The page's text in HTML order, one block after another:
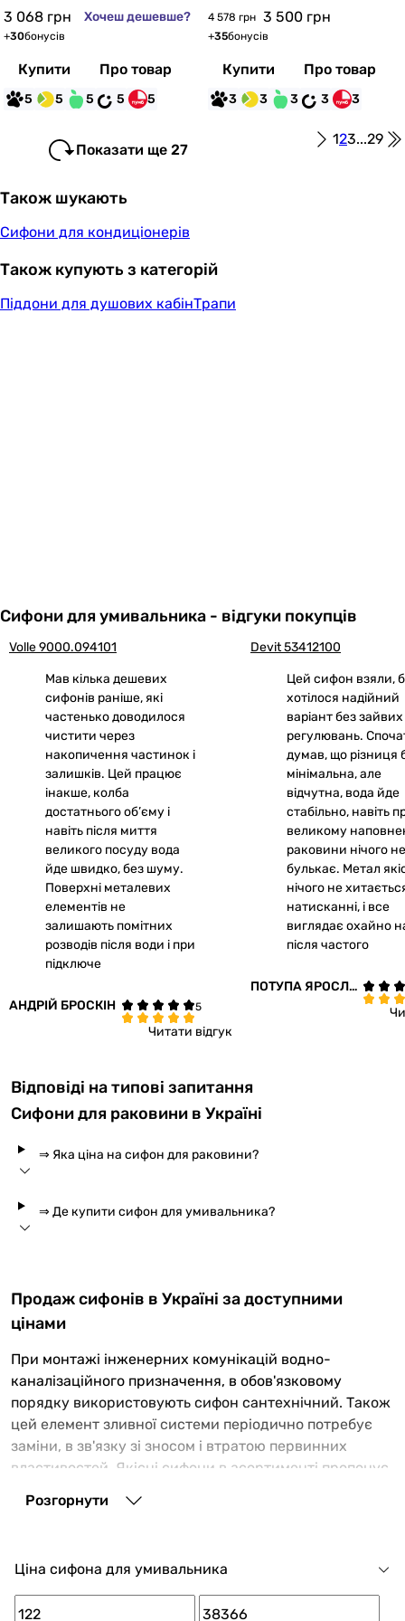
3 068 грн Хочеш дешевше?
+30бонусів
Купити Про товар
5 5 5 5 5
4 578 грн 3 500 грн
+35бонусів
Купити Про товар
3 3 3 3 3
Показати ще 27
123...29
Також шукають
Сифони для кондиціонерів
Також купують з категорій
Піддони для душових кабінТрапи
Продаж сифонів в Україні за доступними
цінами
При монтажі інженерних комунікацій водно-
каналізаційного призначення, в обов'язковому
порядку використовують сифон сантехнічний. Також
цей елемент зливної системи періодично потребує
заміни, в зв'язку зі зносом і втратою первинних
властивостей. Якісні сифони в асортименті пропонує
оптимальне поєднання відмінних експлуатаційних
Труба для зливу: для чого використовується
сифон, основні характеристики і особливості
конструкції
Розгорнути
Сифони для умивальника - відгуки покупців
Volle 9000.094101
Мав кілька дешевих
сифонів раніше, які
частенько доводилося
чистити через
накопичення частинок і
залишків. Цей працює
інакше, колба
достатнього об’єму і
навіть після миття
великого посуду вода
йде швидко, без шуму.
Поверхні металевих
елементів не
залишають помітних
розводів після води і при
підключе
АНДРІЙ БРОСКІН
Читати відгук
Devit 53412100
Цей сифон взяли,
хотілося надійний
варіант без зайвих
регулювань.
думав, що різниця
мінімальна, але
відчутна, вода йде
стабільно, навіть
великому
раковини нічого не
булькає. Метал
нічого не
натисканні, і все
виглядає охайно
після частого
ПОТУПА ЯРОСЛА
Відповіді на типові запитання
Сифони для раковини в Україні
⇒ Яка ціна на сифон для раковини?
⇒ Де купити сифон для умивальника?
Ціна сифона для умивальника